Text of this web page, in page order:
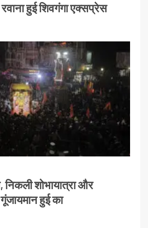
हुई शिवगंगा एक्सप्रेस
निकली शोभायात्रा और
हुई का